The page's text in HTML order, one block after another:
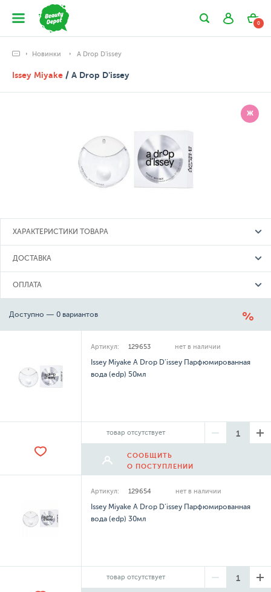
0
Новинки A Drop D'issey
Issey Miyake / A Drop D'issey
Ж
ХАРАКТЕРИСТИКИ ТОВАРА
ДОСТАВКА
ОПЛАТА
Доступно — 0 вариантов
Артикул: 129653 нет в наличии
Issey Miyake A Drop D'issey Парфюмированная
вода (edp) 50мл
товар отсутствует
СООБЩИТЬ
О ПОСТУПЛЕНИИ
Артикул: 129654 нет в наличии
Issey Miyake A Drop D'issey Парфюмированная
вода (edp) 30мл
товар отсутствует